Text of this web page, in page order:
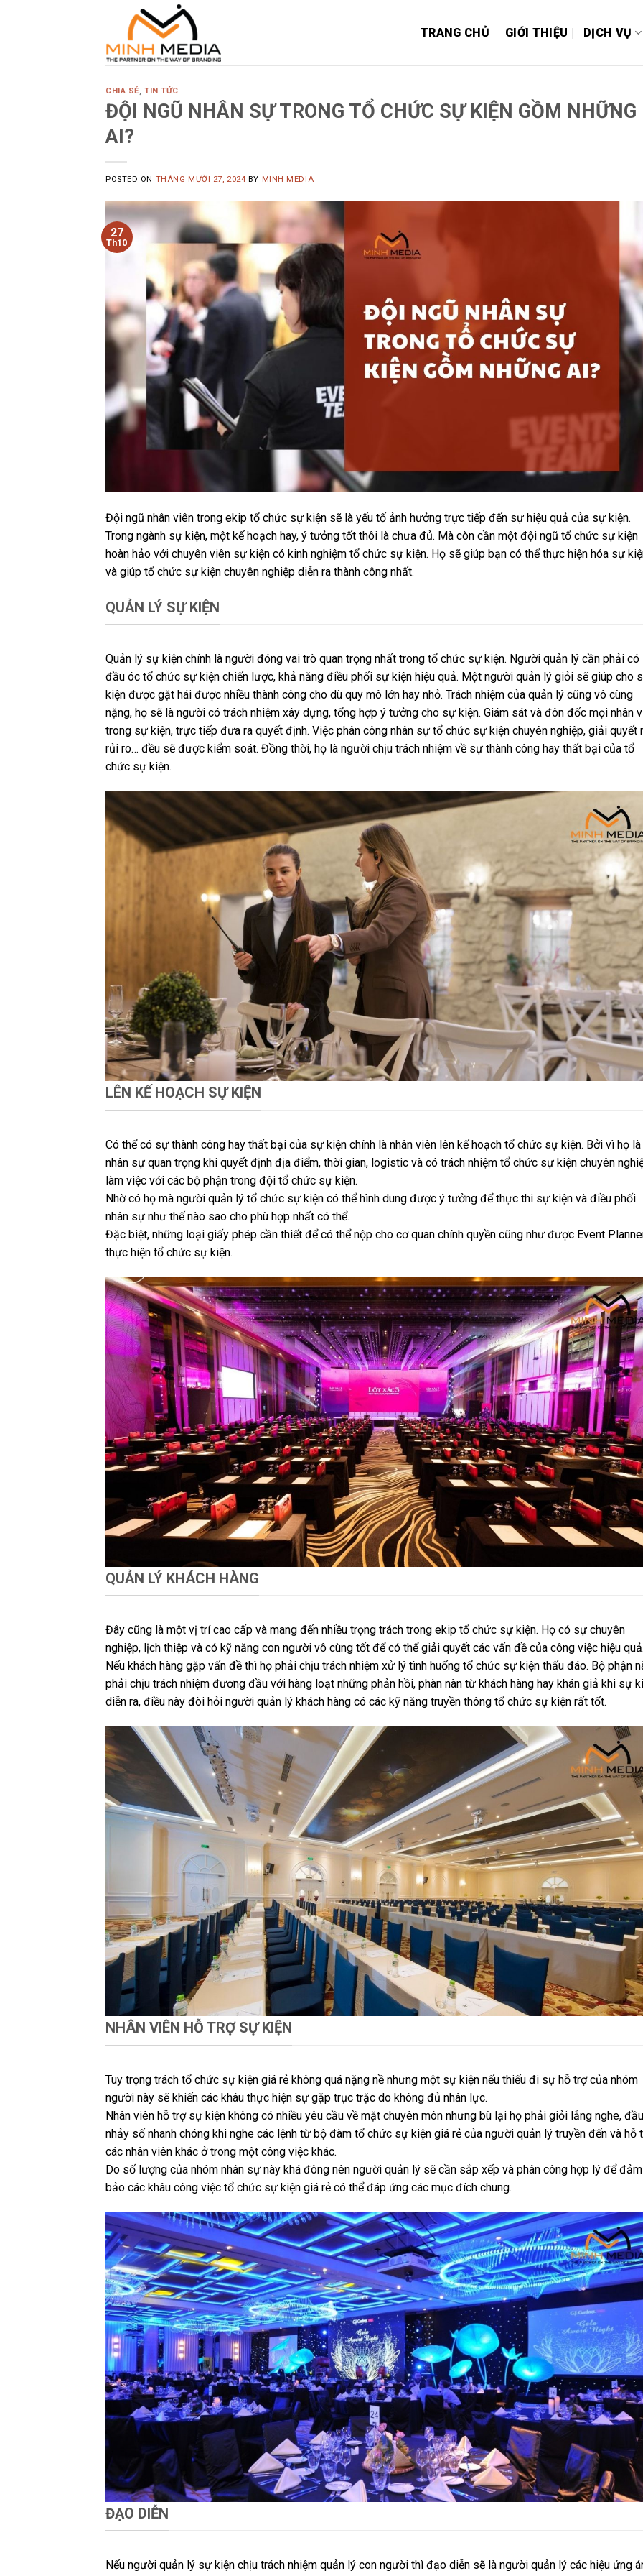
TRANG CHỦ GIỚI THIỆU DỊCH VỤ
CHIA SẺ,TIN TỨC
ĐỘI NGŨ NHÂN SỰ TRONG TỔ CHỨC SỰ KIỆN GỒM NHỮNG
AI?
POSTED ON THÁNG MƯỜI 27, 2024 BY MINH MEDIA
27
Th10
Đội ngũ nhân viên trong ekip tổ chức sự kiện sẽ là yếu tố ảnh hưởng trực tiếp đến sự hiệu quả của sự kiện.
Trong ngành sự kiện, một kế hoạch hay, ý tưởng tốt thôi là chưa đủ. Mà còn cần một đội ngũ tổ chức sự kiện
hoàn hảo với chuyên viên sự kiện có kinh nghiệm tổ chức sự kiện. Họ sẽ giúp bạn có thể thực hiện hóa sự
và giúp tổ chức sự kiện chuyên nghiệp diễn ra thành công nhất.
QUẢN LÝ SỰ KIỆN
Quản lý sự kiện chính là người đóng vai trò quan trọng nhất trong tổ chức sự kiện. Người quản lý cần phải có
đầu óc tổ chức sự kiện chiến lược, khả năng điều phối sự kiện hiệu quả. Một người quản lý giỏi sẽ giúp cho
kiện được gặt hái được nhiều thành công cho dù quy mô lớn hay nhỏ. Trách nhiệm của quản lý cũng vô cùng
nặng, họ sẽ là người có trách nhiệm xây dựng, tổng hợp ý tưởng cho sự kiện. Giám sát và đôn đốc mọi nhân
trong sự kiện, trực tiếp đưa ra quyết định. Việc phân công nhân sự tổ chức sự kiện chuyên nghiệp, giải quyết
rủi ro… đều sẽ được kiểm soát. Đồng thời, họ là người chịu trách nhiệm về sự thành công hay thất bại của tổ
chức sự kiện.
LÊN KẾ HOẠCH SỰ KIỆN
Có thể có sự thành công hay thất bại của sự kiện chính là nhân viên lên kế hoạch tổ chức sự kiện. Bởi vì họ là
nhân sự quan trọng khi quyết định địa điểm, thời gian, logistic và có trách nhiệm tổ chức sự kiện chuyên
làm việc với các bộ phận trong đội tổ chức sự kiện.
Nhờ có họ mà người quản lý tổ chức sự kiện có thể hình dung được ý tưởng để thực thi sự kiện và điều phối
nhân sự như thế nào sao cho phù hợp nhất có thể.
Đặc biệt, những loại giấy phép cần thiết để có thể nộp cho cơ quan chính quyền cũng như được Event
thực hiện tổ chức sự kiện.
QUẢN LÝ KHÁCH HÀNG
Đây cũng là một vị trí cao cấp và mang đến nhiều trọng trách trong ekip tổ chức sự kiện. Họ có sự chuyên
nghiệp, lịch thiệp và có kỹ năng con người vô cùng tốt để có thể giải quyết các vấn đề của công việc hiệu
Nếu khách hàng gặp vấn đề thì họ phải chịu trách nhiệm xử lý tình huống tổ chức sự kiện thấu đáo. Bộ phận
phải chịu trách nhiệm đương đầu với hàng loạt những phản hồi, phàn nàn từ khách hàng hay khán giả khi sự
diễn ra, điều này đòi hỏi người quản lý khách hàng có các kỹ năng truyền thông tổ chức sự kiện rất tốt.
NHÂN VIÊN HỖ TRỢ SỰ KIỆN
Tuy trọng trách tổ chức sự kiện giá rẻ không quá nặng nề nhưng một sự kiện nếu thiếu đi sự hỗ trợ của nhóm
người này sẽ khiến các khâu thực hiện sự gặp trục trặc do không đủ nhân lực.
Nhân viên hỗ trợ sự kiện không có nhiều yêu cầu về mặt chuyên môn nhưng bù lại họ phải giỏi lắng nghe, đầu
nhảy số nhanh chóng khi nghe các lệnh từ bộ đàm tổ chức sự kiện giá rẻ của người quản lý truyền đến và hỗ
các nhân viên khác ở trong một công việc khác.
Do số lượng của nhóm nhân sự này khá đông nên người quản lý sẽ cần sắp xếp và phân công hợp lý để đảm
bảo các khâu công việc tổ chức sự kiện giá rẻ có thể đáp ứng các mục đích chung.
ĐẠO DIỄN
Nếu người quản lý sự kiện chịu trách nhiệm quản lý con người thì đạo diễn sẽ là người quản lý các hiệu ứng